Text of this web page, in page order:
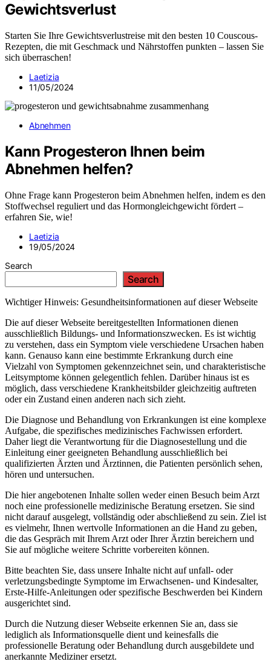
Gewichtsverlust
Starten Sie Ihre Gewichtsverlustreise mit den besten 10 Couscous-
Rezepten, die mit Geschmack und Nährstoffen punkten – lassen Sie
sich überraschen!
Laetizia
11/05/2024
Abnehmen
Kann Progesteron Ihnen beim
Abnehmen helfen?
Ohne Frage kann Progesteron beim Abnehmen helfen, indem es den
Stoffwechsel reguliert und das Hormongleichgewicht fördert –
erfahren Sie, wie!
Laetizia
19/05/2024
Search
Search
Wichtiger Hinweis: Gesundheitsinformationen auf dieser Webseite
Die auf dieser Webseite bereitgestellten Informationen dienen
ausschließlich Bildungs- und Informationszwecken. Es ist wichtig
zu verstehen, dass ein Symptom viele verschiedene Ursachen haben
kann. Genauso kann eine bestimmte Erkrankung durch eine
Vielzahl von Symptomen gekennzeichnet sein, und charakteristische
Leitsymptome können gelegentlich fehlen. Darüber hinaus ist es
möglich, dass verschiedene Krankheitsbilder gleichzeitig auftreten
oder ein Zustand einen anderen nach sich zieht.
Die Diagnose und Behandlung von Erkrankungen ist eine komplexe
Aufgabe, die spezifisches medizinisches Fachwissen erfordert.
Daher liegt die Verantwortung für die Diagnosestellung und die
Einleitung einer geeigneten Behandlung ausschließlich bei
qualifizierten Ärzten und Ärztinnen, die Patienten persönlich sehen,
hören und untersuchen.
Die hier angebotenen Inhalte sollen weder einen Besuch beim Arzt
noch eine professionelle medizinische Beratung ersetzen. Sie sind
nicht darauf ausgelegt, vollständig oder abschließend zu sein. Ziel ist
es vielmehr, Ihnen wertvolle Informationen an die Hand zu geben,
die das Gespräch mit Ihrem Arzt oder Ihrer Ärztin bereichern und
Sie auf mögliche weitere Schritte vorbereiten können.
Bitte beachten Sie, dass unsere Inhalte nicht auf unfall- oder
verletzungsbedingte Symptome im Erwachsenen- und Kindesalter,
Erste-Hilfe-Anleitungen oder spezifische Beschwerden bei Kindern
ausgerichtet sind.
Durch die Nutzung dieser Webseite erkennen Sie an, dass sie
lediglich als Informationsquelle dient und keinesfalls die
professionelle Beratung oder Behandlung durch ausgebildete und
anerkannte Mediziner ersetzt.